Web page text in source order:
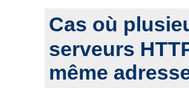
Cas où
serveurs
même